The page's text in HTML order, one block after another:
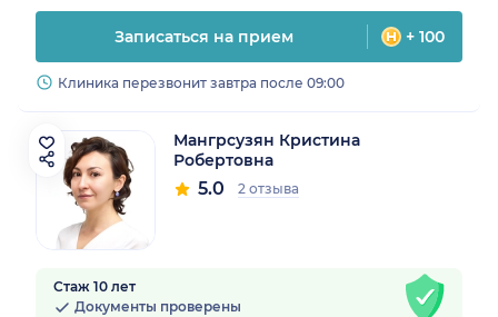
Записаться на прием + 100
Клиника перезвонит завтра после 09:00
Мангрсузян Кристина
Робертовна
5.0 2 отзыва
Стаж 10 лет
Документы проверены